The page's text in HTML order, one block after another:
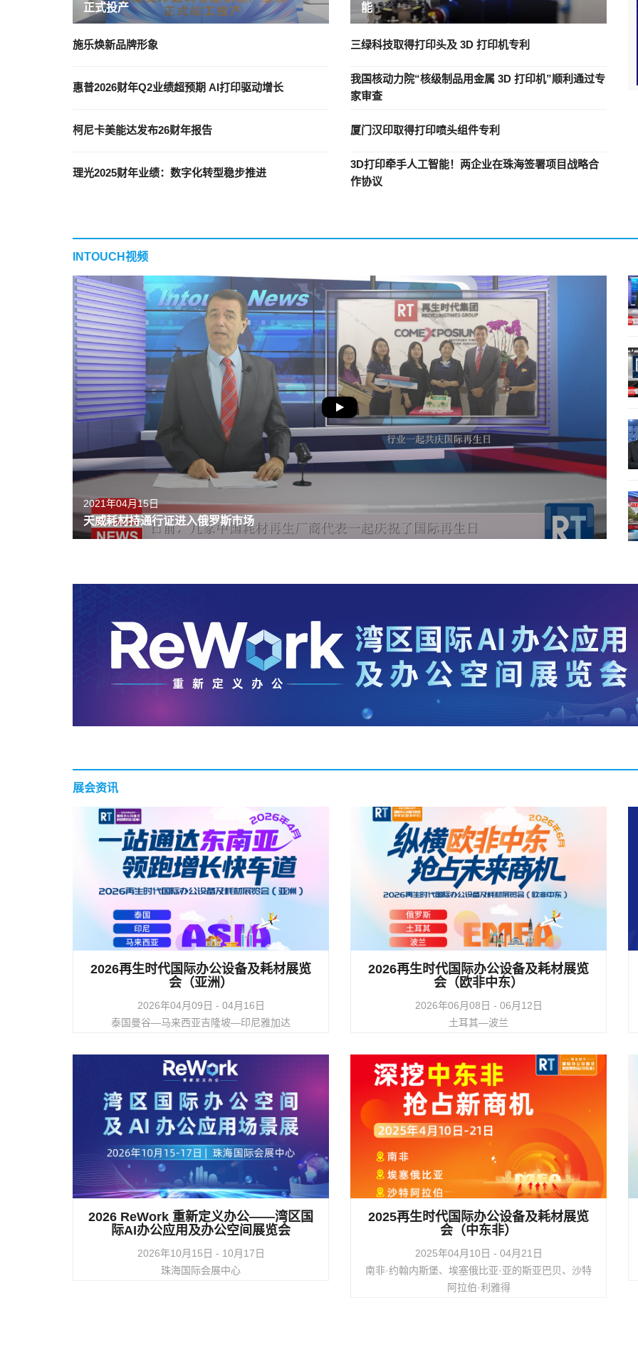
正式投产
施乐焕新品牌形象
惠普2026财年Q2业绩超预期 AI打印驱动增长
柯尼卡美能达发布26财年报告
理光2025财年业绩：数字化转型稳步推进
能
三绿科技取得打印头及 3D 打印机专利
我国核动力院“核级制品用金属 3D 打印机”顺利通过专
家审查
厦门汉印取得打印喷头组件专利
3D打印牵手人工智能！两企业在珠海签署项目战略合
作协议
INTOUCH视频
2021年04月15日
天威耗材持通行证进入俄罗斯市场
展会资讯
2026再生时代国际办公设备及耗材展览
会（亚洲）
2026年04月09日 - 04月16日
泰国曼谷—马来西亚吉隆坡—印尼雅加达
查看活动详情
2026再生时代国际办公设备及耗材展览
会（欧非中东）
2026年06月08日 - 06月12日
土耳其—波兰
查看活动详情
2026 ReWork 重新定义办公——湾区国
际AI办公应用及办公空间展览会
2026年10月15日 - 10月17日
珠海国际会展中心
2025再生时代国际办公设备及耗材展览
会（中东非）
2025年04月10日 - 04月21日
南非·约翰内斯堡、埃塞俄比亚·亚的斯亚巴贝、沙特
阿拉伯·利雅得